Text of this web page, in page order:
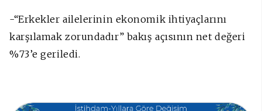
-“Erkekler ailelerinin ekonomik ihtiyaçlarını
karşılamak zorundadır” bakış açısının net değeri
%73’e geriledi.